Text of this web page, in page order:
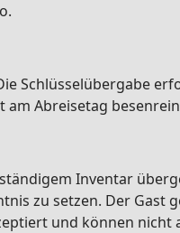
Schlüsselübergabe
Abreisetag
Inventar
zu setzen. Der Gast
und können nicht